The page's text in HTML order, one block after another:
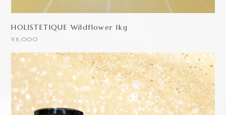
HOLISTETIQUE Wildflower 1kg
¥8,000